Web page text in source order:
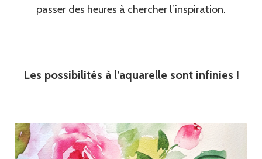
passer des heures à chercher l’inspiration.
Les possibilités à l’aquarelle sont infinies !